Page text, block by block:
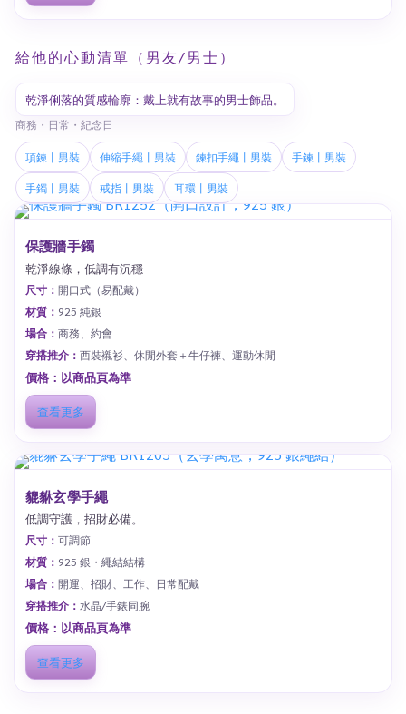
給他的心動清單（男友/男士）
乾淨俐落的質感輪廓：戴上就有故事的男士飾品。
商務・日常・紀念日
項鍊丨男裝 伸縮手繩丨男裝 鍊扣手繩丨男裝 手鍊丨男裝
手鐲丨男裝 戒指丨男裝 耳環丨男裝
保護牆手鐲
乾淨線條，低調有沉穩
尺寸： 開口式（易配戴）
材質： 925 純銀
場合： 商務、約會
穿搭推介： 西裝襯衫、休閒外套＋牛仔褲、運動休閒
價格：以商品頁為準
查看更多
貔貅玄學手繩
低調守護，招財必備。
尺寸： 可調節
材質： 925 銀・繩結結構
場合： 開運、招財、工作、日常配戴
穿搭推介： 水晶/手錶同腕
價格：以商品頁為準
查看更多